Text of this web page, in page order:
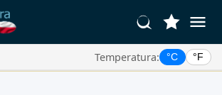
Temperatura: °C °F